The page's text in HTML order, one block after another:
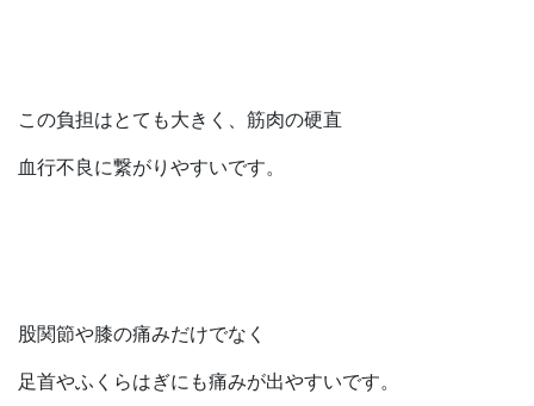
この負担はとても大きく、筋肉の硬直
血行不良に繋がりやすいです。
股関節や膝の痛みだけでなく
足首やふくらはぎにも痛みが出やすいです。